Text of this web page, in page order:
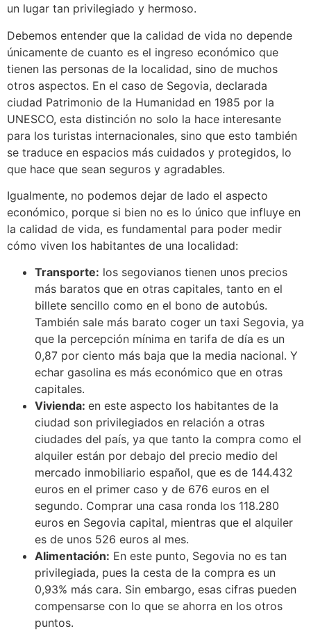
un lugar tan privilegiado y hermoso.
Debemos entender que la calidad de vida no depende
únicamente de cuanto es el ingreso económico que
tienen las personas de la localidad, sino de muchos
otros aspectos. En el caso de Segovia, declarada
ciudad Patrimonio de la Humanidad en 1985 por la
UNESCO, esta distinción no solo la hace interesante
para los turistas internacionales, sino que esto también
se traduce en espacios más cuidados y protegidos, lo
que hace que sean seguros y agradables.
Igualmente, no podemos dejar de lado el aspecto
económico, porque si bien no es lo único que influye en
la calidad de vida, es fundamental para poder medir
cómo viven los habitantes de una localidad:
Transporte: los segovianos tienen unos precios
más baratos que en otras capitales, tanto en el
billete sencillo como en el bono de autobús.
También sale más barato coger un taxi Segovia, ya
que la percepción mínima en tarifa de día es un
0,87 por ciento más baja que la media nacional. Y
echar gasolina es más económico que en otras
capitales.
Vivienda: en este aspecto los habitantes de la
ciudad son privilegiados en relación a otras
ciudades del país, ya que tanto la compra como el
alquiler están por debajo del precio medio del
mercado inmobiliario español, que es de 144.432
euros en el primer caso y de 676 euros en el
segundo. Comprar una casa ronda los 118.280
euros en Segovia capital, mientras que el alquiler
es de unos 526 euros al mes.
Alimentación: En este punto, Segovia no es tan
privilegiada, pues la cesta de la compra es un
0,93% más cara. Sin embargo, esas cifras pueden
compensarse con lo que se ahorra en los otros
puntos.